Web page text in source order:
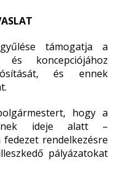
támogatja a
és koncepciójához
és ennek
hogy a
ideje alatt –
rendelkezésre
pályázatokat